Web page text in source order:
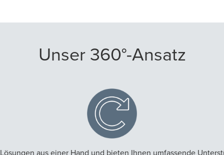
Unser 360°-Ansatz
aus einer Hand und bieten Ihnen umfassende